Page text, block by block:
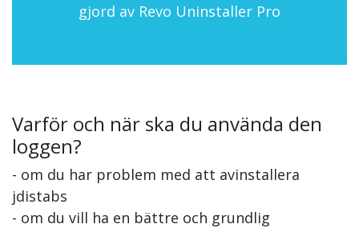
gjord av Revo Uninstaller Pro
Varför och när ska du använda den
loggen?
- om du har problem med att avinstallera
jdistabs
- om du vill ha en bättre och grundlig